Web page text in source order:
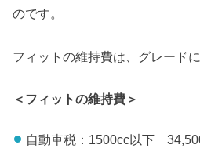
のです。
フィットの維持費は、グレード
＜フィットの維持費＞
自動車税：1500cc以下